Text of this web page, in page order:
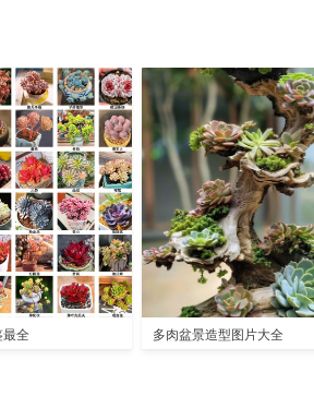
全 多肉盆景造型图片大全